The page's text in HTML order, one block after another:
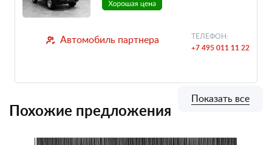
Автомобиль партнера ТЕЛЕФОН:
+7 495 011 11 22
Похожие предложения
Показать все